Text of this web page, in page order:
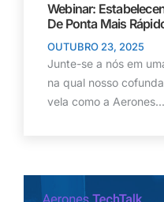
Webinar:
De Ponta Mais
OUTUBRO 23, 2025
Junte-se a nós em
na qual nosso
vela como a Aerones...